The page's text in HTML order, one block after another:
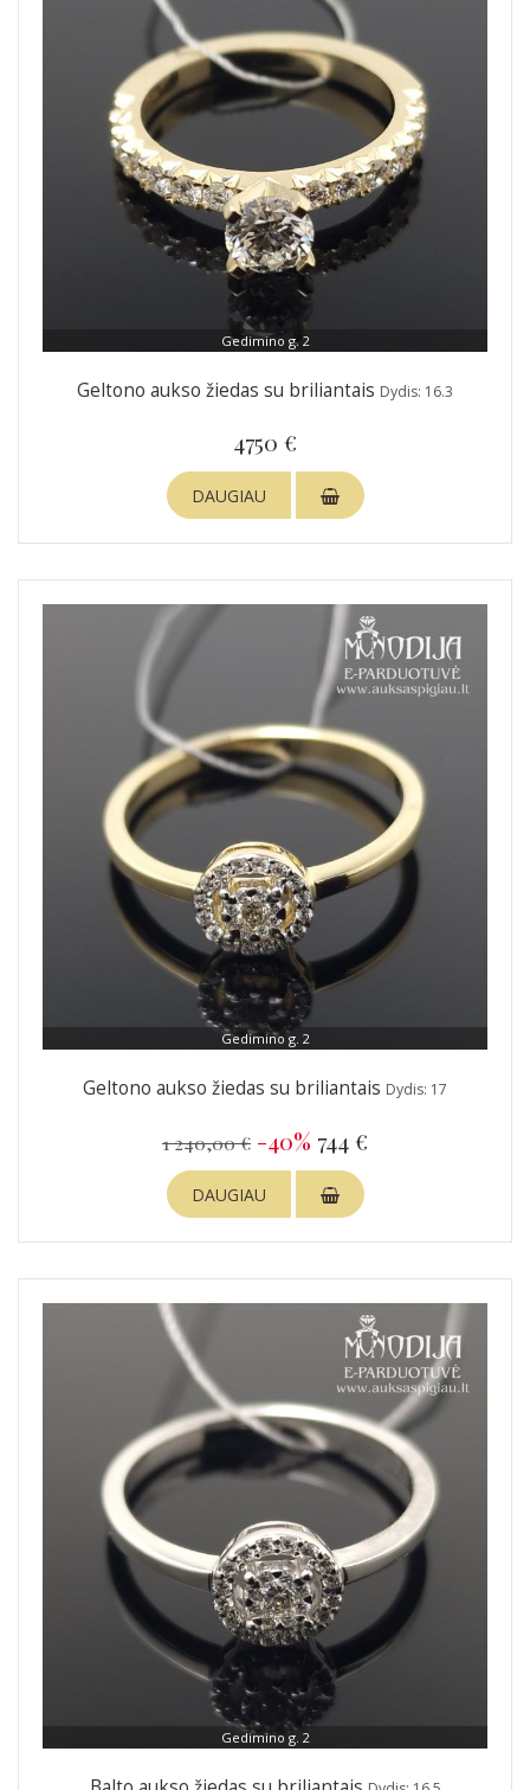
Gedimino g. 2
Geltono aukso žiedas su briliantais Dydis: 16.3
4750 €
DAUGIAU
Gedimino g. 2
Geltono aukso žiedas su briliantais Dydis: 17
1 240,00 € -40% 744 €
DAUGIAU
Gedimino g. 2